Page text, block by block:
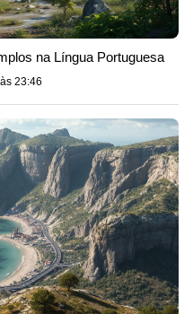
na Língua Portuguesa
23:46